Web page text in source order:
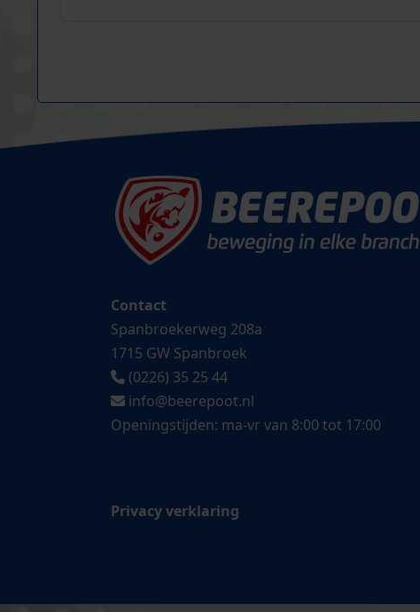
Contact
Spanbroekerweg 208a
1715 GW Spanbroek
(0226) 35 25 44
info@beerepoot.nl
Openingstijden: ma-vr van 8:00 tot 17:00
Privacy verklaring